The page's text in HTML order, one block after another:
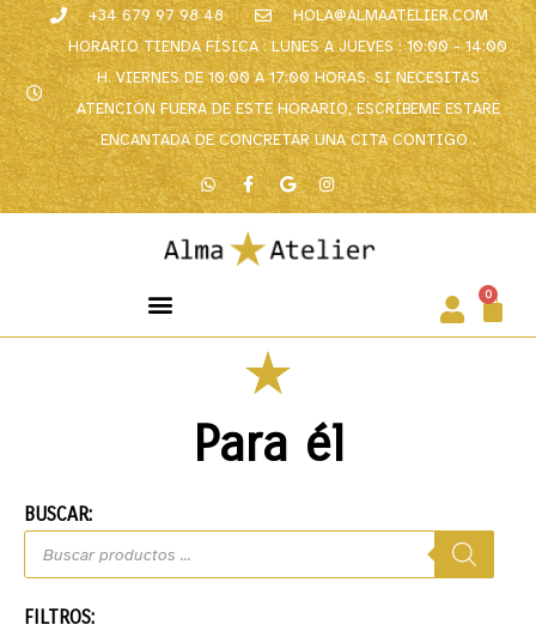
+34 679 97 98 48
HOLA@ALMAATELIER.COM
HORARIO TIENDA FÍSICA : LUNES A JUEVES : 10:00 - 14:00
H. VIERNES DE 10:00 A 17:00 HORAS. SI NECESITAS
ATENCIÓN FUERA DE ESTE HORARIO, ESCRÍBEME ESTARÉ
ENCANTADA DE CONCRETAR UNA CITA CONTIGO .
0
Para él
BUSCAR:
FILTROS: